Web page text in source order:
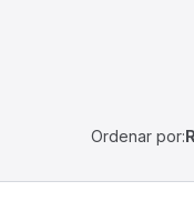
Ordenar por: